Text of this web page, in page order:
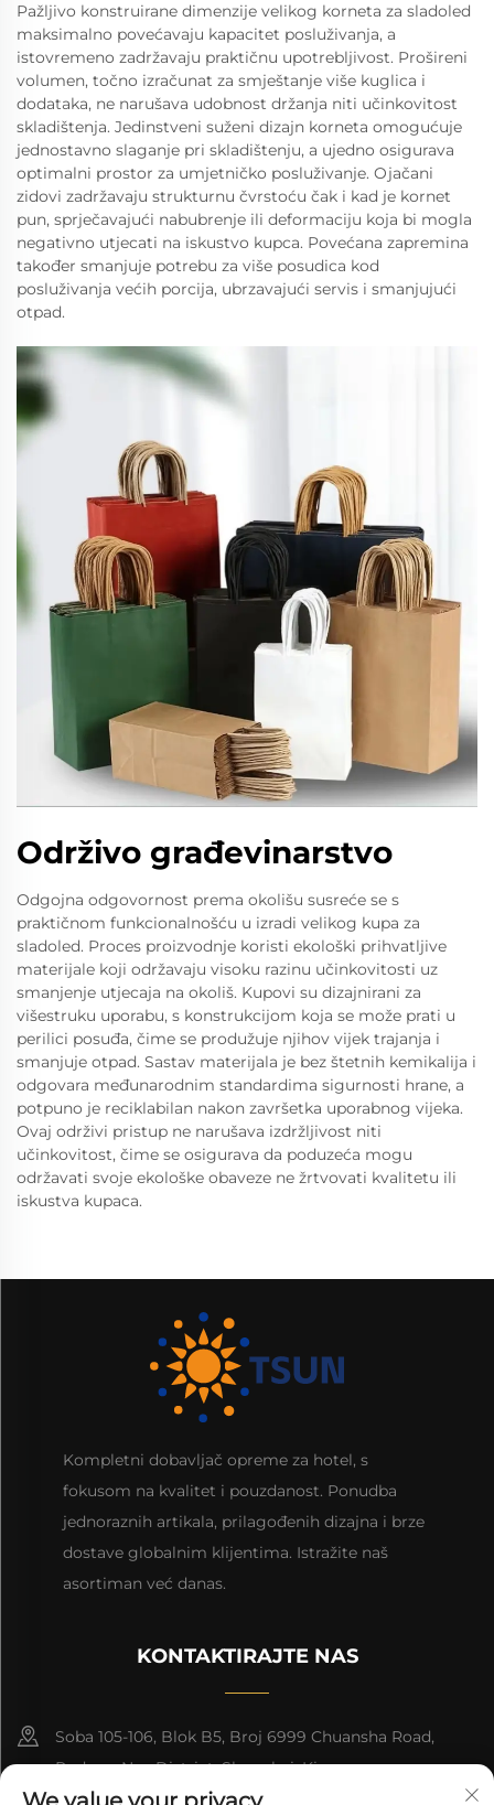
Pažljivo konstruirane dimenzije velikog korneta za sladoled
maksimalno povećavaju kapacitet posluživanja, a
istovremeno zadržavaju praktičnu upotrebljivost. Prošireni
volumen, točno izračunat za smještanje više kuglica i
dodataka, ne narušava udobnost držanja niti učinkovitost
skladištenja. Jedinstveni suženi dizajn korneta omogućuje
jednostavno slaganje pri skladištenju, a ujedno osigurava
optimalni prostor za umjetničko posluživanje. Ojačani
zidovi zadržavaju strukturnu čvrstoću čak i kad je kornet
pun, sprječavajući nabubrenje ili deformaciju koja bi mogla
negativno utjecati na iskustvo kupca. Povećana zapremina
također smanjuje potrebu za više posudica kod
posluživanja većih porcija, ubrzavajući servis i smanjujući
otpad.
Održivo građevinarstvo
Odgojna odgovornost prema okolišu susreće se s
praktičnom funkcionalnošću u izradi velikog kupa za
sladoled. Proces proizvodnje koristi ekološki prihvatljive
materijale koji održavaju visoku razinu učinkovitosti uz
smanjenje utjecaja na okoliš. Kupovi su dizajnirani za
višestruku uporabu, s konstrukcijom koja se može prati u
perilici posuđa, čime se produžuje njihov vijek trajanja i
smanjuje otpad. Sastav materijala je bez štetnih kemikalija i
odgovara međunarodnim standardima sigurnosti hrane, a
potpuno je reciklabilan nakon završetka uporabnog vijeka.
Ovaj održivi pristup ne narušava izdržljivost niti
učinkovitost, čime se osigurava da poduzeća mogu
održavati svoje ekološke obaveze ne žrtvovati kvalitetu ili
iskustva kupaca.
Kompletni dobavljač opreme za hotel, s
fokusom na kvalitet i pouzdanost. Ponudba
jednoraznih artikala, prilagođenih dizajna i brze
dostave globalnim klijentima. Istražite naš
asortiman već danas.
KONTAKTIRAJTE NAS
Soba 105-106, Blok B5, Broj 6999 Chuansha Road,
Pudong Nee District, Shanghai, Kina